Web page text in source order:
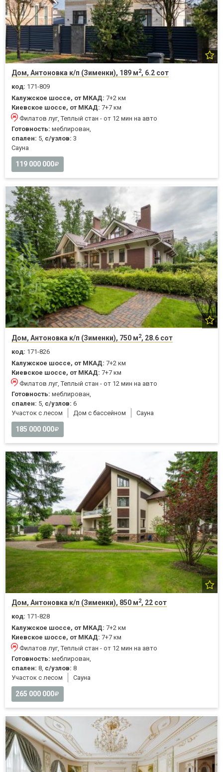
Дом, Антоновка к/п (Зименки), 189 м2, 6.2 сот
код: 171-809
Калужское шоссе, от МКАД: 7+2 км
Киевское шоссе, от МКАД: 7+7 км
Филатов луг, Теплый стан - от 12 мин на авто
Готовность: меблирован,
спален: 5, с/узлов: 3
Cауна
119 000 000
Дом, Антоновка к/п (Зименки), 750 м2, 28.6 сот
код: 171-826
Калужское шоссе, от МКАД: 7+2 км
Киевское шоссе, от МКАД: 7+7 км
Филатов луг, Теплый стан - от 12 мин на авто
Готовность: меблирован,
спален: 5, с/узлов: 6
Участок с лесом
Дом с бассейном Cауна
185 000 000
Дом, Антоновка к/п (Зименки), 850 м2, 22 сот
код: 171-828
Калужское шоссе, от МКАД: 7+2 км
Киевское шоссе, от МКАД: 7+7 км
Филатов луг, Теплый стан - от 12 мин на авто
Готовность: меблирован,
спален: 8, с/узлов: 8
Участок с лесом
Cауна
265 000 000